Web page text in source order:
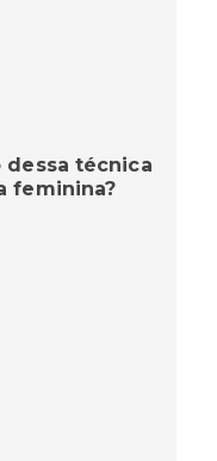
dessa técnica
feminina?